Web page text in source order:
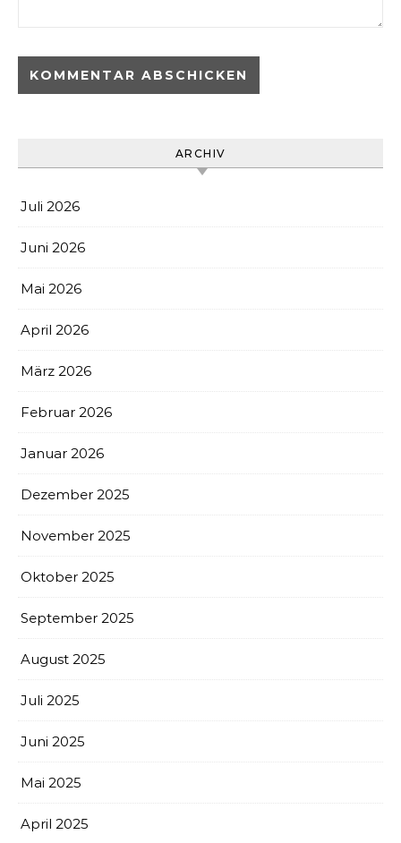
ARCHIV
Juli 2026
Juni 2026
Mai 2026
April 2026
März 2026
Februar 2026
Januar 2026
Dezember 2025
November 2025
Oktober 2025
September 2025
August 2025
Juli 2025
Juni 2025
Mai 2025
April 2025